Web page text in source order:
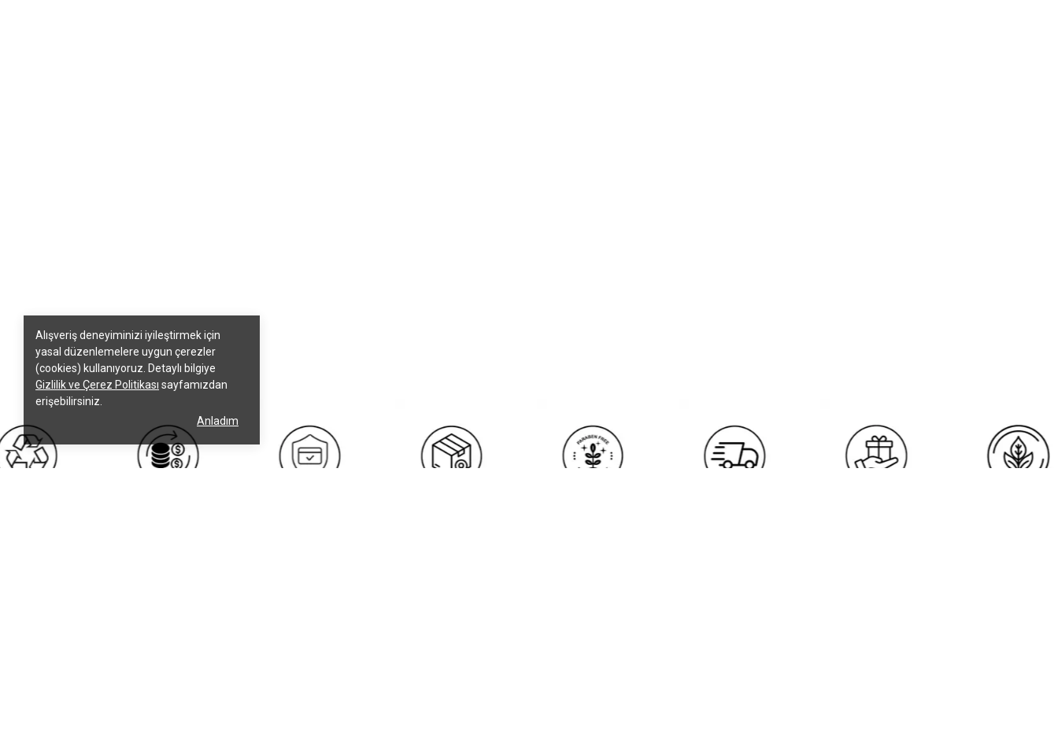
Alışveriş deneyiminizi iyileştirmek için
yasal düzenlemelere uygun çerezler
(cookies) kullanıyoruz. Detaylı bilgiye
Gizlilik ve Çerez Politikası sayfamızdan
erişebilirsiniz.
Anladım